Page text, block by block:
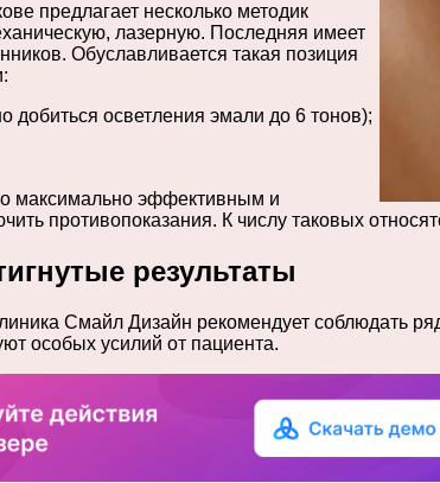
предлагает несколько методик
лазерную. Последняя имеет
Обуславливается такая позиция
добиться осветления эмали до 6 тонов);
максимально эффективным и
противопоказания. К числу таковых
результаты
Смайл Дизайн рекомендует соблюдать
особых усилий от пациента.